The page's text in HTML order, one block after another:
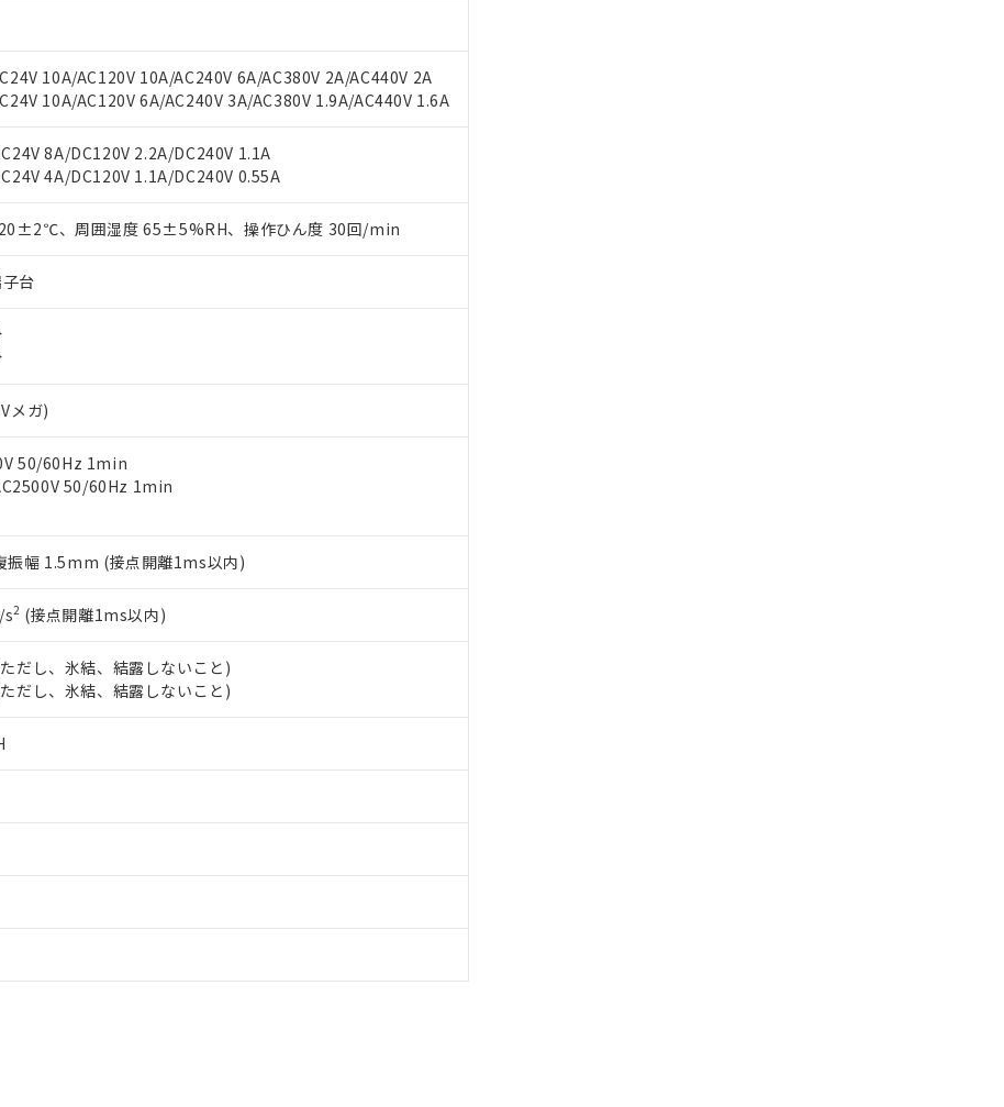
10A/AC120V 10A/AC240V 6A/AC380V 2A/AC440V 2A
10A/AC120V 6A/AC240V 3A/AC380V 1.9A/AC440V 1.6A
8A/DC120V 2.2A/DC240V 1.1A
4A/DC120V 1.1A/DC240V 0.55A
20±2℃、周囲湿度 65±5%RH、操作ひん度 30回/min
台
メガ)
50/60Hz 1min
50/60Hz 1min
振幅 1.5mm (接点開離1ms以内)
s2 (接点開離1ms以内)
だし、氷結、結露しないこと)
だし、氷結、結露しないこと)
みいただき、同意のうえご利用ください。
、当社制御機器事業取扱商品の当社在庫状況および標準価格(税抜)を提供させていただ
事業取扱商品の中には、本サービスの対象外となる商品もあることをご了承ください。
び標準価格照会結果は、記載している更新日時点での社内データに基づき作成されるも
況および標準価格はお客様のお取引先、またはお客様担当のオムロン制御機器販売店・
ご相談ください。
機器販売店や当社販売拠点は「販売ネットワーク
」をご確認ください。
び標準価格結果を当社の事前の承諾なく第三者に漏洩または開示しないようお願いしま
あります。
ェブサイト上で当社にご登録された部品リストについて、当社および当社の共同利用者
利用者とは、"個人情報の共同利用に関して"
ンス料など無形物で、有害物質有無と関係のない商品です。
より、非含有部品としていたものが、含有品と判明した場合などやむを得ず変更すること
）：
以下、ポリ臭化ビフェニル類(PBB) 1000ppm以下、ポリ臭化ジフェニルエーテル類(PBDE) 1000ppm以下、
ヘキシル) (DEHP)(別名：DOP) 1000ppm以下、フタル酸ブチルベンジル（BBP） 1000ppm以下、フタル酸ジブチ
以下、フタル酸ジイソブチル (DIBP) 1000ppm以下
用監視および制御機器に対する適用除外項目は除く。
物質については閾値を超える意図的な使用がないことを確認しています。
え状況などにより、予定月が前後することがあります。
ダウンロード
をダウンロードすることができます。
物質）の非含有証明書
明書（当社基準）
時点で非含有を証明するもので、過去に遡って非含有を証明するものではありません。
フタル酸エステル類４物質の対応では、対応完了までの期間は出荷製品に未対応品が
考欄に対応日を記載しておりました。
す。
表
料含有率が中国RoHSの基準値以下であることを示します。
材料含有率が中国RoHSの基準値を超えていることを示します。
準値 (GB/T26572)：
水銀) : 1000ppm、 Cd(カドミウム) : 100ppm、
、 PBBs(ポリ臭化ビフェニル類) : 1000ppm、 PBDEs(ポリ臭化ジフェニルエーテル類) : 1000ppm、
) : 1000ppm、 DIBP(フタル酸ジイソブチル) : 1000ppm、 BBP(フタル酸ブチルベンジル) : 1000ppm、
エチルヘキシル)) : 1000ppm
期限
（10物質）のすべてが基準値以下であることを示します。
用状況下において有害物質が外部に漏えいし、環境に深刻な影響を及ぼさない年数を意
ら貴社製品のうち、外国為替および外国貿易法に定める商品（以下｢規制貨物等」とい
たは国外への提供する場合は、日本国政府の輸出許可(または役務取引許可)を取得する
手続きをとります。
品を、核兵器、ミサイル、化学兵器、生物兵器またはその他武器並びにこれらの製造装
製品を第三者に販売する場合は、上記1、2および3の内容を当該第三者に通知します。
販売先および販売に係わる関係者が違法に輸出するおそれがある場合は、取り引きをい
上の在庫あり
は満たないが在庫あり
(最新の在庫状況については、お客様のお取引先、またはお客様担当のオムロン制御
店・当社販売員にご確認ください)
機種、また在庫状況の情報を公開していない機種